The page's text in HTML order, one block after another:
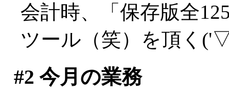
会計時、「保存版全
ツール（笑）を頂く
#2 今月の業務